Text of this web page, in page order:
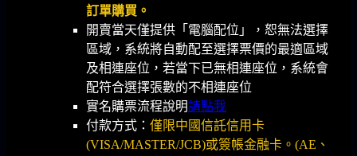
訂單購買。
開賣當天僅提供「電腦配位」，恕無法選擇
區域，系統將自動配至選擇票價的最適區域
及相連座位，若當下已無相連座位，系統會
配符合選擇張數的不相連座位
實名購票流程說明請點我
付款方式： 僅限中國信託信用卡
(VISA/MASTER/JCB)或簽帳金融卡。(AE、